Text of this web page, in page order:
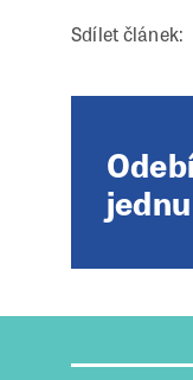
Sdílet článek: